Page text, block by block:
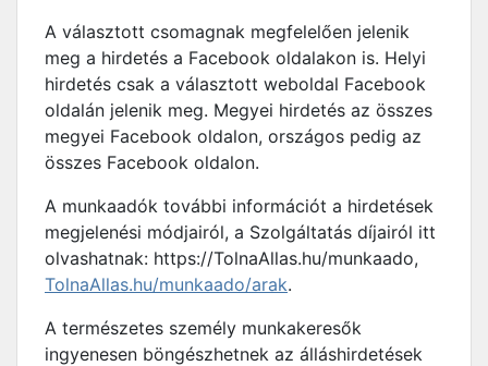
A választott csomagnak megfelelően jelenik
meg a hirdetés a Facebook oldalakon is. Helyi
hirdetés csak a választott weboldal Facebook
oldalán jelenik meg. Megyei hirdetés az összes
megyei Facebook oldalon, országos pedig az
összes Facebook oldalon.
A munkaadók további információt a hirdetések
megjelenési módjairól, a Szolgáltatás díjairól itt
olvashatnak: https://TolnaAllas.hu/munkaado,
TolnaAllas.hu/munkaado/arak.
A természetes személy munkakeresők
ingyenesen böngészhetnek az álláshirdetések